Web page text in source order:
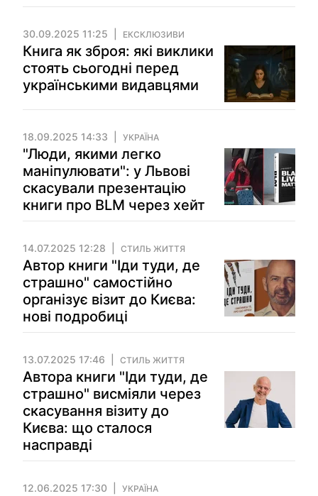
30.09.2025 11:25 ЕКСКЛЮЗИВИ
Книга як зброя: які виклики
стоять сьогодні перед
українськими видавцями
18.09.2025 14:33 УКРАЇНА
"Люди, якими легко
маніпулювати": у Львові
скасували презентацію
книги про BLM через хейт
14.07.2025 12:28 СТИЛЬ ЖИТТЯ
Автор книги "Іди туди, де
страшно" самостійно
організує візит до Києва:
нові подробиці
13.07.2025 17:46 СТИЛЬ ЖИТТЯ
Автора книги "Іди туди, де
страшно" висміяли через
скасування візиту до
Києва: що сталося
насправді
12.06.2025 17:30 УКРАЇНА